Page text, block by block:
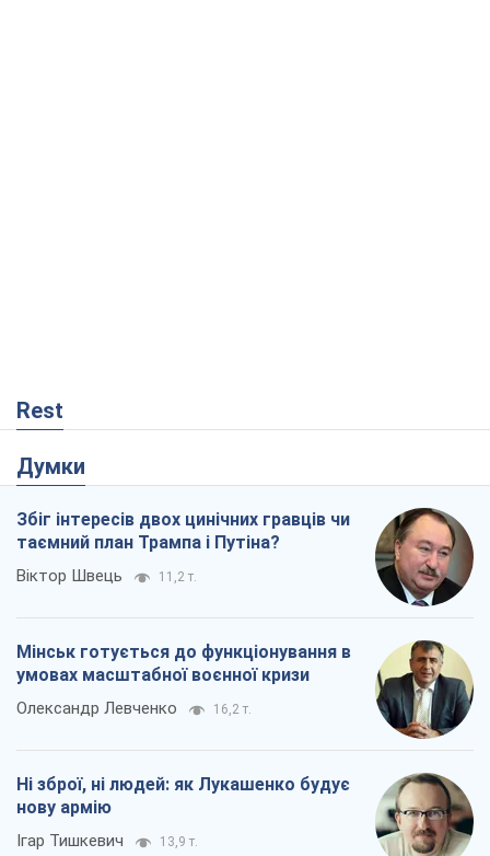
Rest
Думки
Збіг інтересів двох цинічних гравців чи
таємний план Трампа і Путіна?
Віктор Швець 11,2 т.
Мінськ готується до функціонування в
умовах масштабної воєнної кризи
Олександр Левченко 16,2 т.
Ні зброї, ні людей: як Лукашенко будує
нову армію
Ігар Тишкевич 13,9 т.